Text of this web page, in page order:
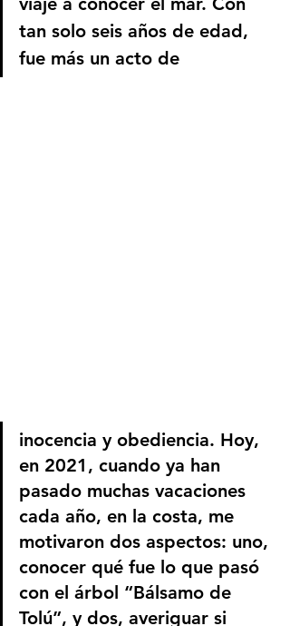
tan solo seis años de edad,
fue más un acto de
inocencia y obediencia. Hoy,
en 2021, cuando ya han
pasado muchas vacaciones
cada año, en la costa, me
motivaron dos aspectos: uno,
conocer qué fue lo que pasó
con el árbol “Bálsamo de
Tolú”, y dos, averiguar si